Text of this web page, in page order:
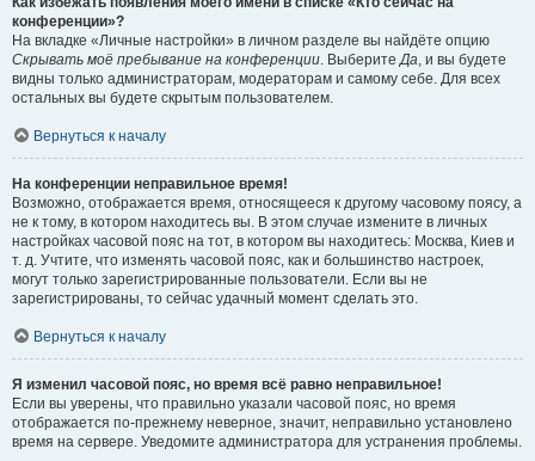
конференции»?
На вкладке «Личные настройки» в личном разделе вы найдёте опцию
Скрывать моё пребывание на конференции . Выберите Да , и вы будете
видны только администраторам, модераторам и самому себе. Для всех
остальных вы будете скрытым пользователем.
Вернуться к началу
На конференции неправильное время!
Возможно, отображается время, относящееся к другому часовому поясу, а
не к тому, в котором находитесь вы. В этом случае измените в личных
настройках часовой пояс на тот, в котором вы находитесь: Москва, Киев и
т. д. Учтите, что изменять часовой пояс, как и большинство настроек,
могут только зарегистрированные пользователи. Если вы не
зарегистрированы, то сейчас удачный момент сделать это.
Вернуться к началу
Я изменил часовой пояс, но время всё равно неправильное!
Если вы уверены, что правильно указали часовой пояс, но время
отображается по-прежнему неверное, значит, неправильно установлено
время на сервере. Уведомите администратора для устранения проблемы.